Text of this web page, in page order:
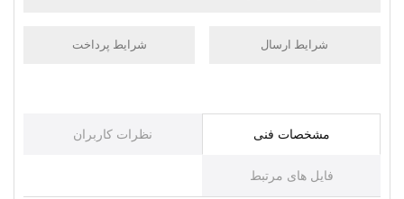
شرایط ارسال شرایط پرداخت
مشخصات فنی نظرات کاربران
فایل های مرتبط